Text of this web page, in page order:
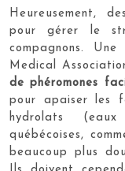
Heureusement,
pour gérer le
compagnons.
Medical
de phéromones
pour apaiser les
hydrolats
québécoises,
beaucoup plus